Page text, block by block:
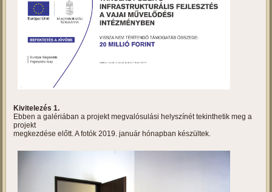
Tanulást segítő infrastrukturális
fejlesztés a vajai művelődési
intézményben
Projektbemutató